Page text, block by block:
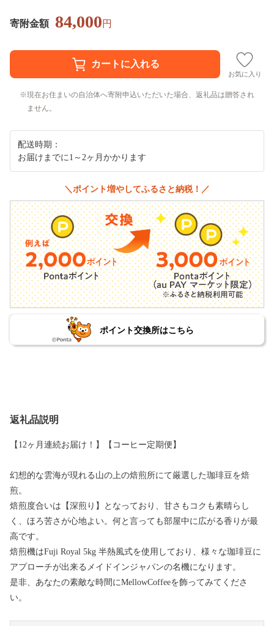
寄附金額 84,000円
お気に入り
現在お住まいの自治体へ寄附申込いただいた場合、返礼品は贈答され
ません。
配送時期：
お届けまでに1～2ヶ月かかります
＼ポイント増やしてふるさと納税！／
ポイント交換所はこちら
返礼品説明
【12ヶ月連続お届け！】【コーヒー定期便】
幻想的な雲海が現れる山の上の焙煎所にて厳選した珈琲豆を焙
煎。
焙煎度合いは【深煎り】となっており、甘さもコクも素晴らし
く、ほろ苦さが心地よい。何と言っても部屋中に広がる香りが最
高です。
焙煎機はFuji Royal 5kg 半熱風式を使用しており、様々な珈琲豆に
アプローチが出来るメイドインジャパンの名機になります。
是非、あなたの素敵な時間にMellowCoffeeを飾ってみてくださ
い。